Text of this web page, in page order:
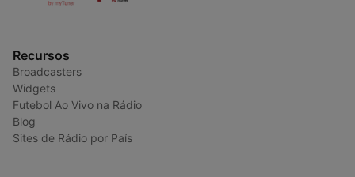
Recursos
Broadcasters
Widgets
Futebol Ao Vivo na Rádio
Blog
Sites de Rádio por País